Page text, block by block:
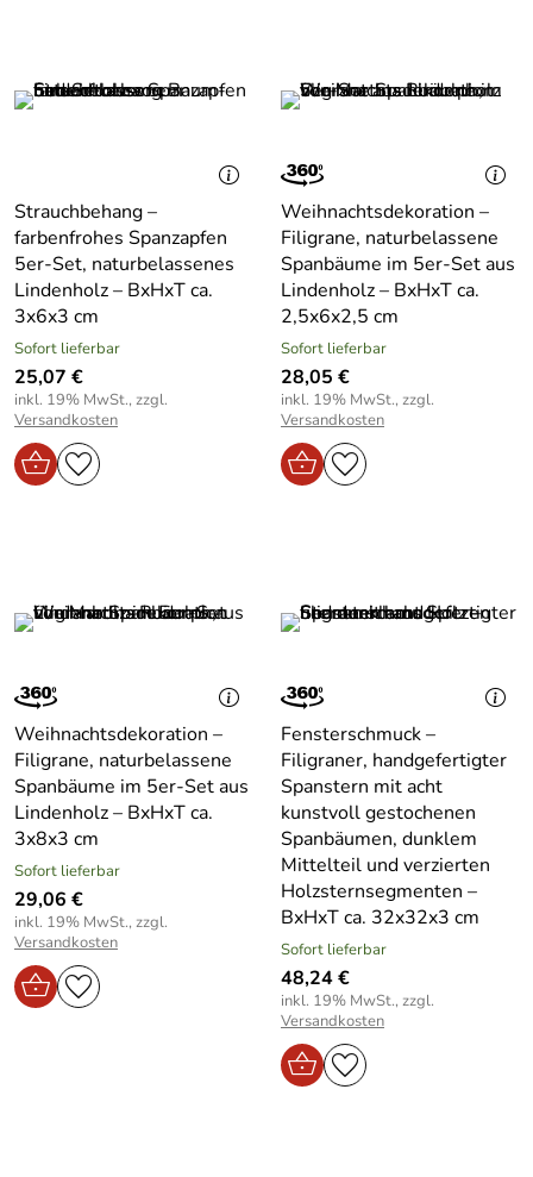
Strauchbehang –
farbenfrohes Spanzapfen
5er-Set, naturbelassenes
Lindenholz – BxHxT ca.
3x6x3 cm
Sofort lieferbar
25,07 €
inkl. 19% MwSt., zzgl.
Versandkosten
Weihnachtsdekoration –
Filigrane, naturbelassene
Spanbäume im 5er-Set aus
Lindenholz – BxHxT ca.
2,5x6x2,5 cm
Sofort lieferbar
28,05 €
inkl. 19% MwSt., zzgl.
Versandkosten
Weihnachtsdekoration –
Filigrane, naturbelassene
Spanbäume im 5er-Set aus
Lindenholz – BxHxT ca.
3x8x3 cm
Sofort lieferbar
29,06 €
inkl. 19% MwSt., zzgl.
Versandkosten
Fensterschmuck –
Filigraner, handgefertigter
Spanstern mit acht
kunstvoll gestochenen
Spanbäumen, dunklem
Mittelteil und verzierten
Holzsternsegmenten –
BxHxT ca. 32x32x3 cm
Sofort lieferbar
48,24 €
inkl. 19% MwSt., zzgl.
Versandkosten